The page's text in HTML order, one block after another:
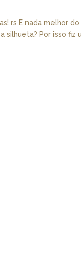
rs E nada melhor
Por isso fiz